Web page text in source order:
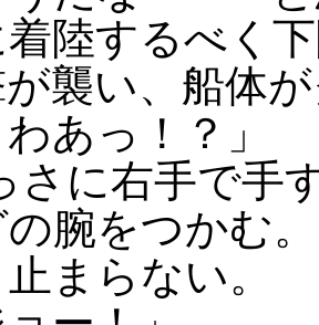
陸するべく
襲い、船体
あっ！？」
さに右手で手
腕をつかむ
まらない。